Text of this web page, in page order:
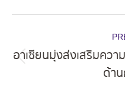
navigation
อาเซียนมุ่งส่งเสริมคว
ด้า